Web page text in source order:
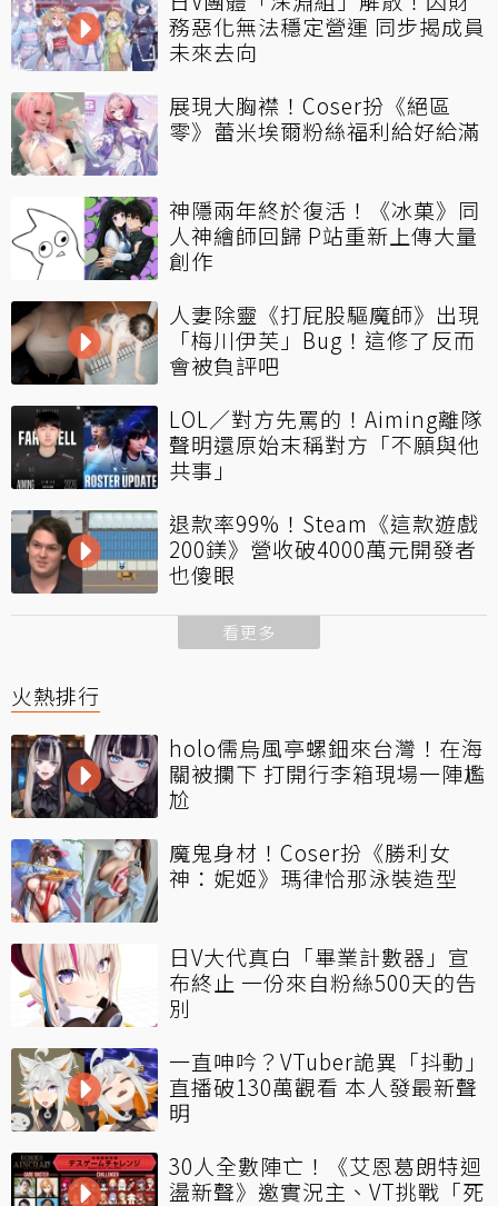
務惡化無法穩定營運 同步揭成員
未來去向
展現大胸襟！Coser扮《絕區
零》蕾米埃爾粉絲福利給好給滿
神隱兩年終於復活！《冰菓》同
人神繪師回歸 P站重新上傳大量
創作
人妻除靈《打屁股驅魔師》出現
「梅川伊芙」Bug！這修了反而
會被負評吧
LOL／對方先罵的！Aiming離隊
聲明還原始末稱對方「不願與他
共事」
退款率99%！Steam《這款遊戲
200鎂》營收破4000萬元開發者
也傻眼
看更多
火熱排行
holo儒烏風亭螺鈿來台灣！在海
關被攔下 打開行李箱現場一陣尷
尬
魔鬼身材！Coser扮《勝利女
神：妮姬》瑪律恰那泳裝造型
日V大代真白「畢業計數器」宣
布終止 一份來自粉絲500天的告
別
一直呻吟？VTuber詭異「抖動」
直播破130萬觀看 本人發最新聲
明
30人全數陣亡！《艾恩葛朗特迴
盪新聲》邀實況主、VT挑戰「死